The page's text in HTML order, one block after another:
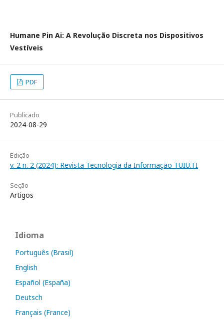
Humane Pin Ai: A Revolução Discreta nos Dispositivos
Vestíveis
PDF
Publicado
2024-08-29
Edição
v. 2 n. 2 (2024): Revista Tecnologia da Informação TUIU.TI
Seção
Artigos
Idioma
Português (Brasil)
English
Español (España)
Deutsch
Français (France)